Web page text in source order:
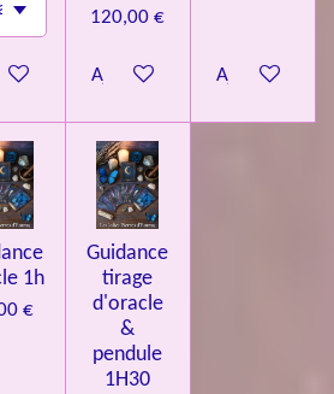
au panier
120,00 €
Ajouter au panierAjouter au
1h
€
Guidance
tirage
d'oracle
&
pendule
1H30